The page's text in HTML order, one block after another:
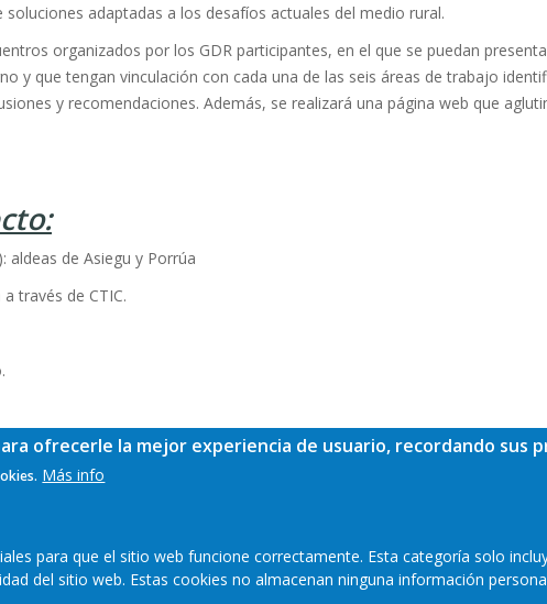
adaptadas a los desafíos actuales del medio rural.
organizados por los GDR participantes, en el que se puedan
y que tengan vinculación con cada una de las seis áreas de trabajo
y recomendaciones. Además, se realizará una página web que
aldeas de Asiegu y Porrúa
través de CTIC.
ofrecerle la mejor experiencia de usuario, recordando sus
Más info
para que el sitio web funcione correctamente. Esta categoría solo
del sitio web. Estas cookies no almacenan ninguna información